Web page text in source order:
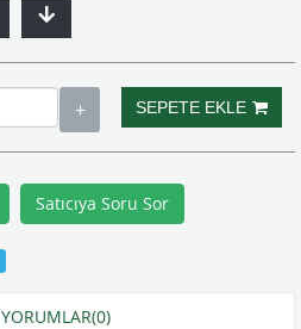
Satıcıya Soru Sor
YORUMLAR(0)